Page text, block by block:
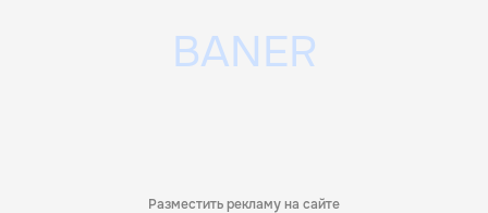
Разместить рекламу на сайте